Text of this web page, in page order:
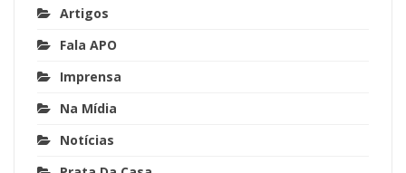
Artigos
Fala APO
Imprensa
Na Mídia
Notícias